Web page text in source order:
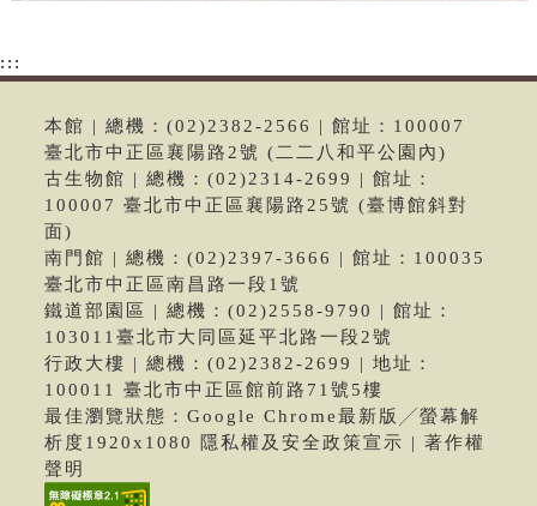
:::
本館 | 總機：(02)2382-2566 | 館址：100007
臺北市中正區襄陽路2號 (二二八和平公園內)
古生物館 | 總機：(02)2314-2699 | 館址：
100007 臺北市中正區襄陽路25號 (臺博館斜對
面)
南門館 | 總機：(02)2397-3666 | 館址：100035
臺北市中正區南昌路一段1號
鐵道部園區 | 總機：(02)2558-9790 | 館址：
103011臺北市大同區延平北路一段2號
行政大樓 | 總機：(02)2382-2699 | 地址：
100011 臺北市中正區館前路71號5樓
最佳瀏覽狀態：Google Chrome最新版╱螢幕解
析度1920x1080 隱私權及安全政策宣示 | 著作權
聲明